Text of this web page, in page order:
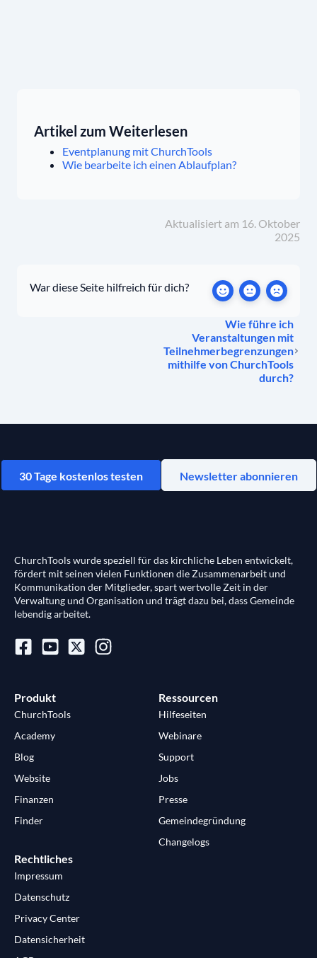
Artikel zum Weiterlesen
Eventplanung mit ChurchTools
Wie bearbeite ich einen Ablaufplan?
Aktualisiert am 16. Oktober
2025
War diese Seite hilfreich für dich?
Wie führe ich
Veranstaltungen mit
Teilnehmerbegrenzungen
mithilfe von ChurchTools
durch?
30 Tage kostenlos testen Newsletter abonnieren
ChurchTools wurde speziell für das kirchliche Leben entwickelt,
fördert mit seinen vielen Funktionen die Zusammenarbeit und
Kommunikation der Mitglieder, spart wertvolle Zeit in der
Verwaltung und Organisation und trägt dazu bei, dass Gemeinde
lebendig arbeitet.
Produkt
ChurchTools
Academy
Blog
Website
Finanzen
Finder
Ressourcen
Hilfeseiten
Webinare
Support
Jobs
Presse
Gemeindegründung
Changelogs
Rechtliches
Impressum
Datenschutz
Privacy Center
Datensicherheit